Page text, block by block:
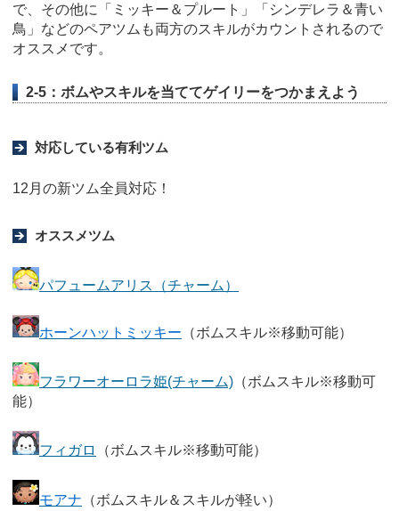
で、その他に「ミッキー＆プルート」「シンデレラ＆青い
鳥」などのペアツムも両方のスキルがカウントされるので
オススメです。
2-5：ボムやスキルを当ててゲイリーをつかまえよう
対応している有利ツム
12月の新ツム全員対応！
オススメツム
パフュームアリス（チャーム）
ホーンハットミッキー （ボムスキル※移動可能）
フラワーオーロラ姫(チャーム) （ボムスキル※移動可
能）
フィガロ （ボムスキル※移動可能）
モアナ （ボムスキル＆スキルが軽い）